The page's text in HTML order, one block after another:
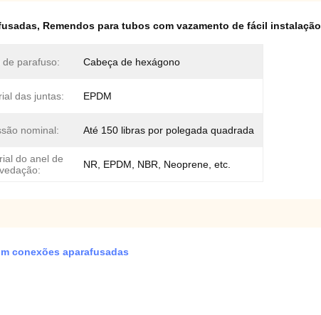
, Remendos para tubos com vazamento de fácil instalação
de parafuso: Cabeça de hexágono
das juntas: EPDM
nominal: Até 150 libras por polegada quadrada
do anel de
vedação:
NR, EPDM, NBR, Neoprene, etc.
conexões aparafusadas